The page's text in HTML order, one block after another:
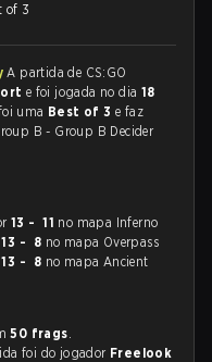
of 3
A partida de CS:GO
e foi jogada no dia 18
uma Best of 3e faz
B - Group B Decider
13 - 11 no mapa Inferno
13 - 8 no mapa Overpass
13 - 8 no mapa Ancient
50 frags.
foi do jogador Freelook